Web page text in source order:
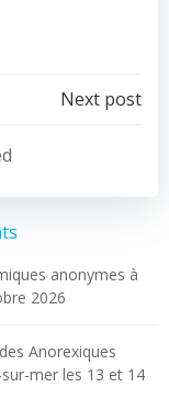
Next post
anonymes à
2026
Anorexiques
mer les 13 et 14